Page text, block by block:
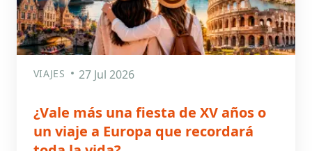
VIAJES 27 Jul 2026
¿Vale más una fiesta de XV años o
un viaje a Europa que recordará